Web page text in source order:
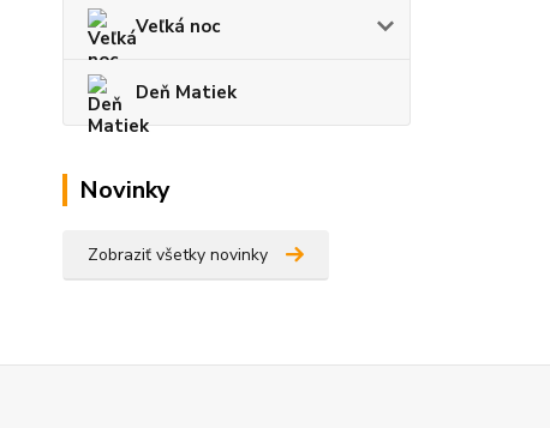
Veľká noc
Deň Matiek
Novinky
Zobraziť všetky novinky